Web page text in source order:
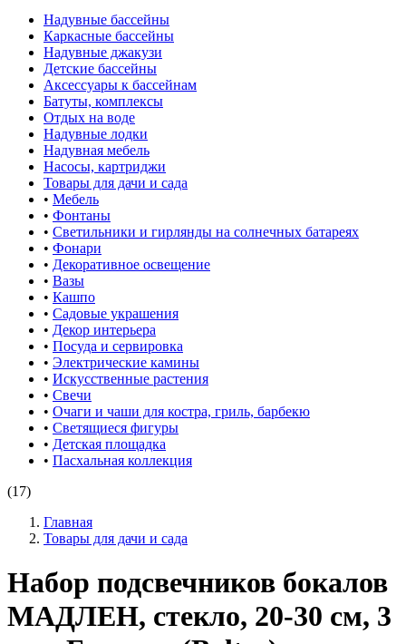
Надувные бассейны
Каркасные бассейны
Надувные джакузи
Детские бассейны
Аксессуары к бассейнам
Батуты, комплексы
Отдых на воде
Надувные лодки
Надувная мебель
Насосы, картриджи
Товары для дачи и сада
• Мебель
• Фонтаны
• Светильники и гирлянды на солнечных батареях
• Фонари
• Декоративное освещение
• Вазы
• Кашпо
• Садовые украшения
• Декор интерьера
• Посуда и сервировка
• Электрические камины
• Искусственные растения
• Свечи
• Очаги и чаши для костра, гриль, барбекю
• Светящиеся фигуры
• Детская площадка
• Пасхальная коллекция
(17)
Главная
Товары для дачи и сада
Набор подсвечников бокалов
МАДЛЕН, стекло, 20-30 см, 3